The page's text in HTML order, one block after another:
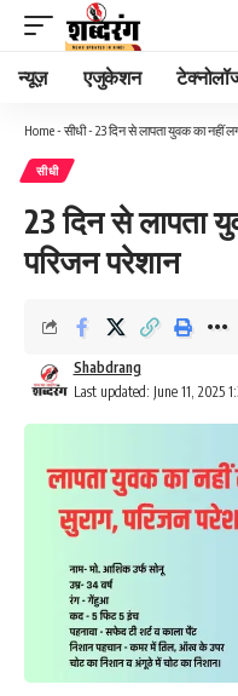
न्यूज़ एजुकेशन
Home- सीधी- 23 दिन से लापता युवक का नहीं
सीधी
23 दिन से लापता
परिजन परेशान
Last updated: June 11, 2025
Shabdrang